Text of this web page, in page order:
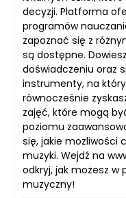
decyzji. Platforma
programów
zapoznać się z
są dostępne.
doświadczeniu oraz
instrumenty, na
równocześnie
zajęć, które mogą
poziomu
się, jakie możliwości
muzyki. Wejdź na
odkryj, jak możesz w
muzyczny!